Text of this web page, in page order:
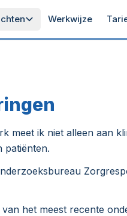
Werkwijze
meet ik niet alleen aan
patiënten.
het meest recente